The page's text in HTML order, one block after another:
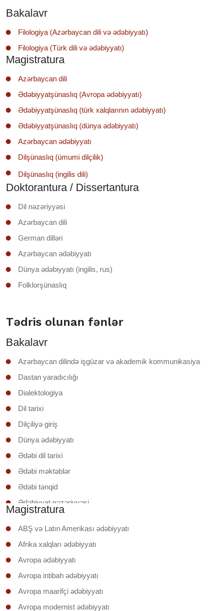
Bakalavr
Filologiya (Azərbaycan dili və ədəbiyyatı)
Filologiya (Türk dili və ədəbiyyatı)
Magistratura
Azərbaycan dili
Ədəbiyyatşünaslıq (Avropa ədəbiyyatı)
Ədəbiyyatşünaslıq (türk xalqlarının ədəbiyyatı)
Ədəbiyyatşünaslıq (dünya ədəbiyyatı)
Azərbaycan ədəbiyyatı
Dilşünaslıq (ümumi dilçilik)
Dilşünaslıq (ingilis dili)
Doktorantura / Dissertantura
Dil nəzəriyyəsi
Azərbaycan dili
German dilləri
Azərbaycan ədəbiyyatı
Dünya ədəbiyyatı (ingilis, rus)
Folklorşünaslıq
Tədris olunan fənlər
Bakalavr
Azərbaycan dilində işgüzar və akademik kommunikasiya
Dastan yaradıcılığı
Dialektologiya
Dil tarixi
Dilçiliyə giriş
Dünya ədəbiyyatı
Ədəbi dil tarixi
Ədəbi məktəblər
Ədəbi tənqid
Ədəbiyyat nəzəriyyəsi
Ədəbiyyatşünaslığa giriş
Əruzun nəzəri əsasları
İxtisas (regionunun) ölkəsinin ədəbiyyatı
Klassik şerin poetikası
Mətnin təhlili
Mətnlər üzrə iş
Magistratura
ABŞ və Latın Amerikası ədəbiyyatı
Afrika xalqları ədəbiyyatı
Avropa ədəbiyyatı
Avropa intibah ədəbiyyatı
Avropa maarifçi ədəbiyyatı
Avropa modernist ədəbiyyatı